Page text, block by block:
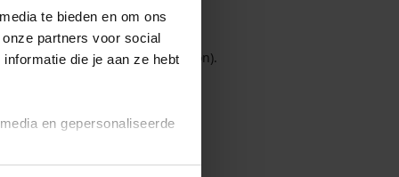
te bieden en om ons
partners voor social
die je aan ze hebt
en gepersonaliseerde
console for more information).